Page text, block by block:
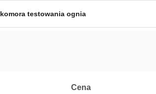
komora testowania ognia
Cena